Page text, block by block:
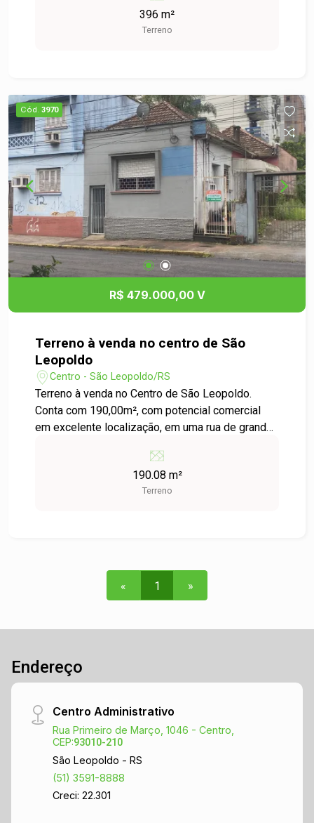
396 m²
Terreno
Cód. 3970
R$ 479.000,00 V
Terreno à venda no centro de São
Leopoldo
Centro - São Leopoldo/RS
Terreno à venda no Centro de São Leopoldo.
Conta com 190,00m², com potencial comercial
em excelente localização, em uma rua de grande
transporte público. Venha conhecer!
190.08 m²
Terreno
« 1 »
Endereço
Centro Administrativo
Rua Primeiro de Março, 1046 - Centro,
CEP:93010-210
São Leopoldo - RS
(51) 3591-8888
Creci: 22.301